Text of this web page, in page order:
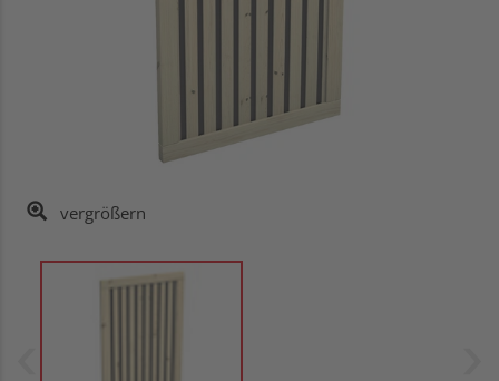
vergrößern